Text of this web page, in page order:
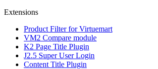
Extensions
Product Filter for Virtuemart
VM2 Compare module
K2 Page Title Plugin
J2.5 Super User Login
Content Title Plugin